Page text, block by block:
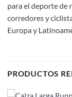
para el deporte de
corredores y
Europa y
PRODUCTOS